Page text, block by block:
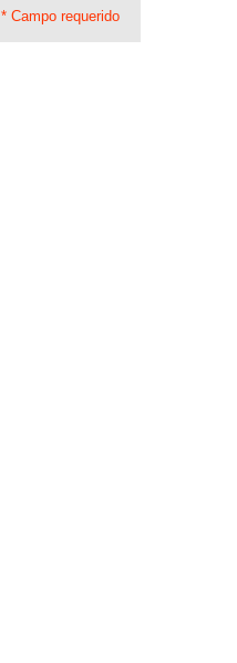
* Campo requerido